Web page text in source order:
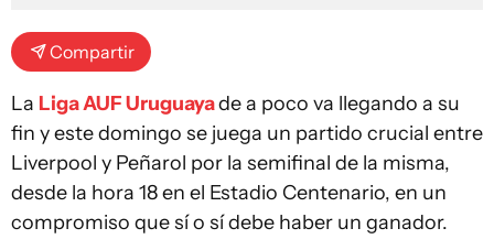
Compartir
La Liga AUF Uruguayade a poco va llegando a su
fin y este domingo se juega un partido crucial entre
Liverpool y Peñarol por la semifinal de la misma,
desde la hora 18 en el Estadio Centenario, en un
compromiso que sí o sí debe haber un ganador.